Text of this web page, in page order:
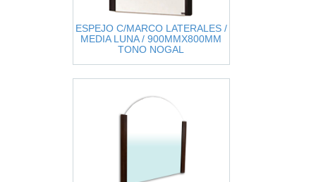
ESPEJO C/MARCO LATERALES /
MEDIA LUNA / 900MMX800MM
TONO NOGAL